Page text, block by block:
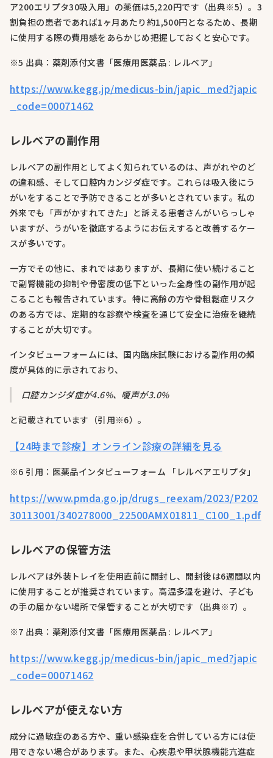
ア200エリプタ30吸入用」の薬価は5,220円です（出典※5）。3
割負担の患者であれば1ヶ月あたり約1,500円となるため、長期
に使用する際の費用感をあらかじめ把握しておくと安心です。
※5 出典：薬剤添付文書「医療用医薬品 : レルベア」
https://www.kegg.jp/medicus-bin/japic_med?japic
_code=00071462
レルベアの副作用
レルベアの副作用としてよく知られているのは、声がれやのど
の違和感、そして口腔内カンジダ症です。これらは吸入後にう
がいをすることで予防できることが多いとされています。私の
外来でも「声がかすれてきた」と訴える患者さんがいらっしゃ
いますが、うがいを徹底するようにお伝えすると改善するケー
スが多いです。
一方でその他に、まれではありますが、長期に使い続けること
で副腎機能の抑制や骨密度の低下といった全身性の副作用が起
こることも報告されています。特に高齢の方や骨粗鬆症リスク
のある方では、定期的な診察や検査を通じて安全に治療を継続
することが大切です。
インタビューフォームには、国内臨床試験における副作用の頻
度が具体的に示されており、
口腔カンジダ症が4.6%、嗄声が3.0%
と記載されています（引用※6）。
【24時まで診療】オンライン診療の詳細を見る
※6 引用：医薬品インタビューフォーム 「レルベアエリプタ」
https://www.pmda.go.jp/drugs_reexam/2023/P202
30113001/340278000_22500AMX01811_C100_1.pdf
レルベアの保管方法
レルベアは外装トレイを使用直前に開封し、開封後は6週間以内
に使用することが推奨されています。高温多湿を避け、子ども
の手の届かない場所で保管することが大切です（出典※7）。
※7 出典：薬剤添付文書「医療用医薬品 : レルベア」
https://www.kegg.jp/medicus-bin/japic_med?japic
_code=00071462
レルベアが使えない方
成分に過敏症のある方や、重い感染症を合併している方には使
用できない場合があります。また、心疾患や甲状腺機能亢進症